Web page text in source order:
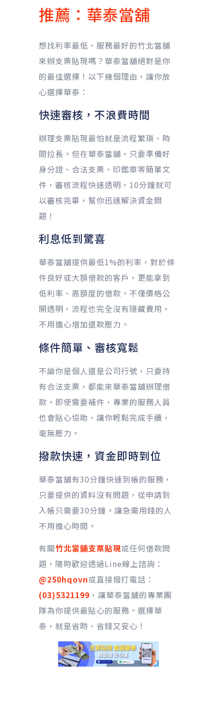
推薦：華泰當舖
想找利率最低、服務最好的竹北當舖
來辦支票貼現嗎？華泰當舖絕對是你
的最佳選擇！以下幾個理由，讓你放
心選擇華泰：
快速審核，不浪費時間
辦理支票貼現最怕就是流程繁瑣、時
間拉長。但在華泰當舖，只要準備好
身分證、合法支票、印鑑章等簡單文
件，審核流程快速透明，10分鐘就可
以審核完畢，幫你迅速解決資金問
題！
利息低到驚喜
華泰當舖提供最低1%的利率，對於條
件良好或大額借款的客戶，更能拿到
低利率、高額度的借款。不僅價格公
開透明，流程也完全沒有隱藏費用，
不用擔心增加還款壓力。
條件簡單、審核寬鬆
不論你是個人還是公司行號，只要持
有合法支票，都能來華泰當舖辦理借
款。即使需要補件，專業的服務人員
也會貼心協助，讓你輕鬆完成手續，
毫無壓力。
撥款快速，資金即時到位
華泰當舖有30分鐘快速到帳的服務，
只要提供的資料沒有問題，從申請到
入帳只需要30分鐘。讓急需用錢的人
不用擔心時間。
有關竹北當舖支票貼現或任何借款問
題，隨時歡迎透過Line線上諮詢：
@250hqovn或直接撥打電話：
(03)5321199 ，讓華泰當舖的專業團
隊為你提供最貼心的服務。選擇華
泰，就是省時、省錢又安心！